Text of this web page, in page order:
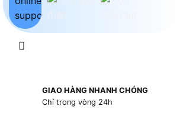
GIAO HÀNG NHANH CHÓNG
Chỉ trong vòng 24h